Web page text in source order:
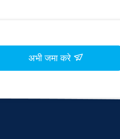
अभी जमा करे